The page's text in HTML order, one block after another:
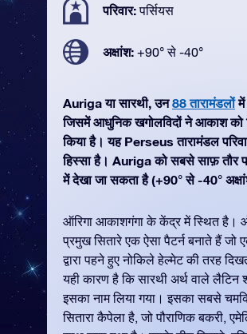
परिवार:पर्सियस
अक्षांश: +90° से -40°
Auriga या सारथी, उन88 तारामंडलोंमें
जिसमें आधुनिक खगोलविदों ने आकाश को
किया है। यह Perseus तारामंडल
हिस्सा है। Auriga को सबसे साफ़ तौर
में देखा जा सकता है (+90° से -40°
ऑरिगा आकाशगंगा के केंद्र में स्थित है।
प्रमुख सितारे एक ऐसा पैटर्न बनाते हैं जो
द्वारा पहने हुए नोकिले हेल्मेट की तरह
यही कारण है कि सारथी अर्थ वाले लैटिन
इसका नाम लिया गया। इसका सबसे
सितारा कैपेला है, जो पौराणिक बकरी,